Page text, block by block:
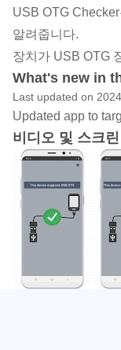
USB OTG
알려줍니다.
장치가 USB OTG
What's new in
Last updated on
Updated app to
비디오 및 스크